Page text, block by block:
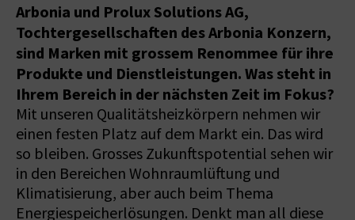
Arbonia und Prolux Solutions AG,
Tochtergesellschaften des Arbonia Konzern,
sind Marken mit grossem Renommee für ihre
Produkte und Dienstleistungen. Was steht in
Ihrem Bereich in der nächsten Zeit im Fokus?
Mit unseren Qualitätsheizkörpern nehmen wir
einen festen Platz auf dem Markt ein. Das wird
so bleiben. Grosses Zukunftspotential sehen wir
in den Bereichen Wohnraumlüftung und
Klimatisierung, aber auch beim Thema
Energiespeicherlösungen. Denkt man all diese